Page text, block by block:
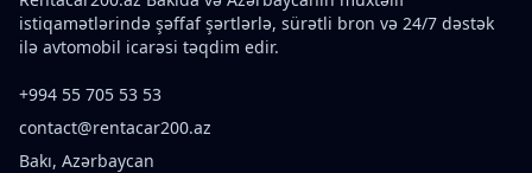
istiqamətlərində şəffaf şərtlərlə, sürətli bron və 24/7 dəstək
ilə avtomobil icarəsi təqdim edir.
+994 55 705 53 53
contact@rentacar200.az
Bakı, Azərbaycan